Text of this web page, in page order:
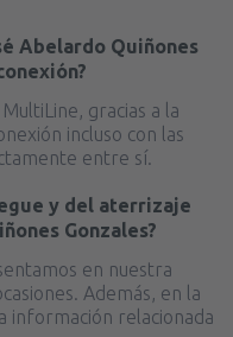
Abelardo Quiñones
gracias a la
incluso con las
entre sí.
y del aterrizaje
Gonzales?
en nuestra
Además, en la
información relacionada